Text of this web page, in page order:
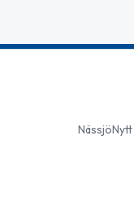
NässjöNytt